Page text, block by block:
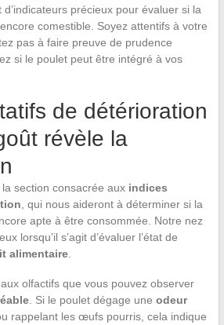
précieux pour évaluer si la
comestible. Soyez attentifs à votre
pas à faire preuve de prudence
si le poulet peut être intégré à vos
de détérioration
révèle la
section consacrée aux indices
, qui nous aideront à déterminer si la
apte à être consommée. Notre nez
lorsqu’il s’agit d’évaluer l’état de
alimentaire.
olfactifs que vous pouvez observer
. Si le poulet dégage une odeur
rappelant les œufs pourris, cela indique